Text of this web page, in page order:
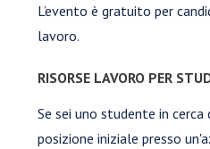
L’evento è gratuito per
lavoro.
RISORSE LAVORO PER
Se sei uno studente in
posizione iniziale presso